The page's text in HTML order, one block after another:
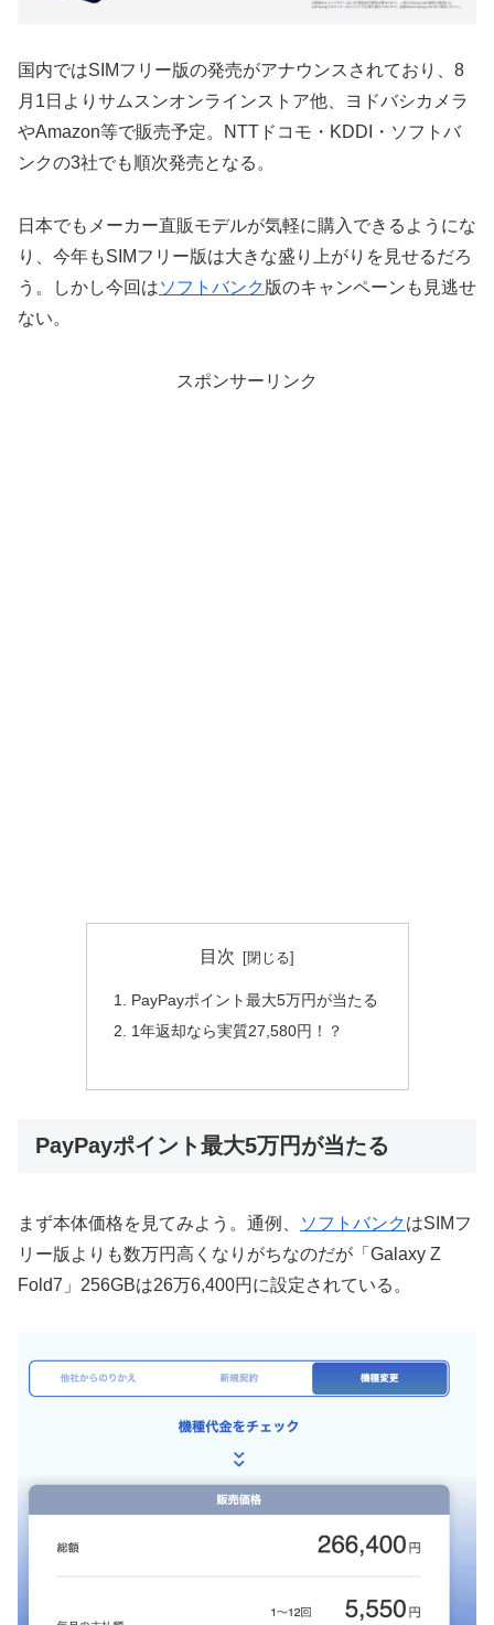
国内ではSIMフリー版の発売がアナウンスされており、8
月1日よりサムスンオンラインストア他、ヨドバシカメラ
やAmazon等で販売予定。NTTドコモ・KDDI・ソフトバ
ンクの3社でも順次発売となる。
日本でもメーカー直販モデルが気軽に購入できるようにな
り、今年もSIMフリー版は大きな盛り上がりを見せるだろ
う。しかし今回はソフトバンク版のキャンペーンも見逃せ
ない。
スポンサーリンク
目次
PayPayポイント最大5万円が当たる
1年返却なら実質27,580円！？
PayPayポイント最大5万円が当たる
まず本体価格を見てみよう。通例、 ソフトバンクはSIMフ
リー版よりも数万円高くなりがちなのだが「Galaxy Z
Fold7」256GBは26万6,400円に設定されている。